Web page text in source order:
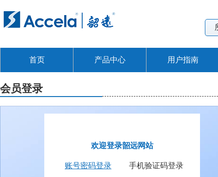
首页 产品中心 用户指南
会员登录
欢迎登录韶远网站
账号密码登录 手机验证码登录